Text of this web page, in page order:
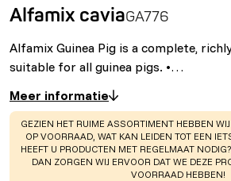
Alfamix caviaGA776
Alfamix Guinea Pig is a complete,
suitable for all guinea pigs. •…
Meer informatie
WARNING:
GEZIEN HET RUIME ASSORTIMENT HEBBEN
OP VOORRAAD, WAT KAN LEIDEN TOT EEN
HEEFT U PRODUCTEN MET REGELMAAT
DAN ZORGEN WIJ ERVOOR DAT WE DEZE
VOORRAAD HEBBEN!